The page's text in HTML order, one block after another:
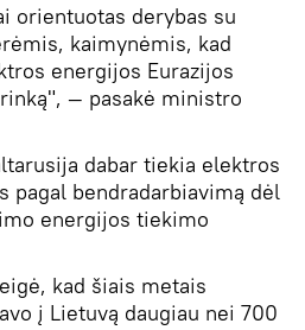
orientuotas derybas su
kaimynėmis, kad
energijos Eurazijos
— pasakė ministro
dabar tiekia elektros
pagal bendradarbiavimą dėl
energijos tiekimo
kad šiais metais
į Lietuvą daugiau nei 700